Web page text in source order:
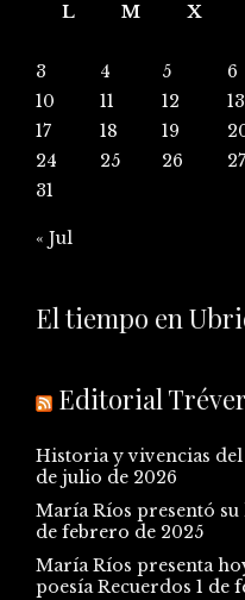
L
M X
3
4 5 6
10
11 12 13
17
18 19
24
25 26 27
31
« Jul
El tiempo en
Editorial
Historia y vivencias
de julio de 2026
María Ríos presentó
de febrero de 2025
María Ríos presenta
poesía Recuerdos 1 de